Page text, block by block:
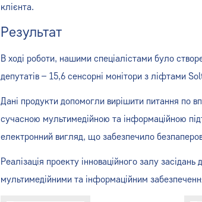
клієнта.
Результат
В ході роботи, нашими спеціалістами було
депутатів – 15,6 сенсорні монітори з ліфтами
Дані продукти допомогли вирішити питання по
сучасною мультимедійною та інформаційною
електронний вигляд, що забезпечило
Реалізація проекту інноваційного залу
мультимедійними та інформаційним